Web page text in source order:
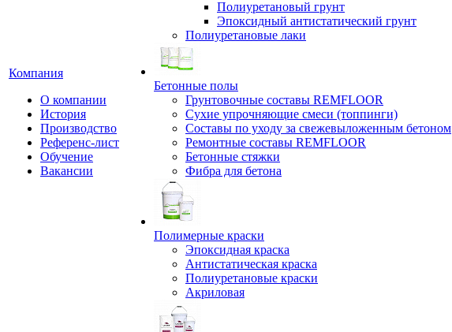
Компания
О компании
История
Производство
Референс-лист
Обучение
Вакансии
Полиуретановый грунт
Эпоксидный антистатический грунт
Полиуретановые лаки
Бетонные полы
Грунтовочные составы REMFLOOR
Сухие упрочняющие смеси (топпинги)
Составы по уходу за свежевыложенным бетоном
Ремонтные составы REMFLOOR
Бетонные стяжки
Фибра для бетона
Полимерные краски
Эпоксидная краска
Антистатическая краска
Полиуретановые краски
Акриловая